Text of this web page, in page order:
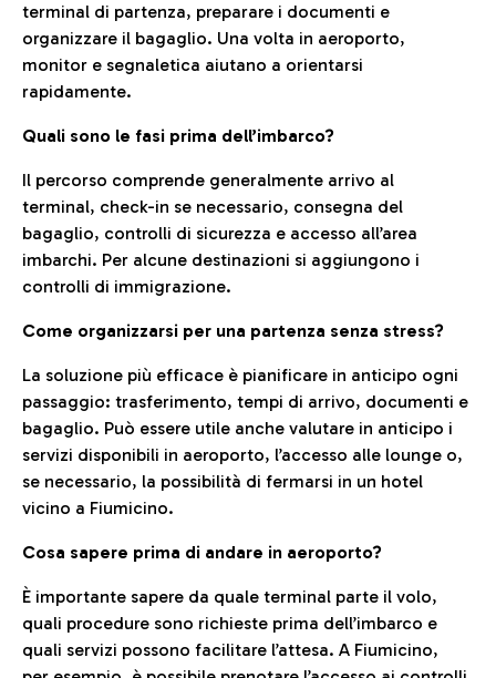
terminal di partenza, preparare i documenti e
organizzare il bagaglio. Una volta in aeroporto,
monitor e segnaletica aiutano a orientarsi
rapidamente.
Quali sono le fasi prima dell’imbarco?
Il percorso comprende generalmente arrivo al
terminal, check-in se necessario, consegna del
bagaglio, controlli di sicurezza e accesso all’area
imbarchi. Per alcune destinazioni si aggiungono i
controlli di immigrazione.
Come organizzarsi per una partenza senza stress?
La soluzione più efficace è pianificare in anticipo ogni
passaggio: trasferimento, tempi di arrivo, documenti e
bagaglio. Può essere utile anche valutare in anticipo i
servizi disponibili in aeroporto, l’accesso alle lounge o,
se necessario, la possibilità di fermarsi in un hotel
vicino a Fiumicino.
Cosa sapere prima di andare in aeroporto?
È importante sapere da quale terminal parte il volo,
quali procedure sono richieste prima dell’imbarco e
quali servizi possono facilitare l’attesa. A Fiumicino,